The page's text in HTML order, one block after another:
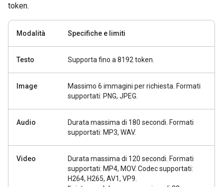
token.
Modalità Specifiche e limiti
Testo Supporta fino a 8192 token.
Image
Massimo 6 immagini per richiesta. Formati
supportati: PNG, JPEG.
Audio
Durata massima di 180 secondi. Formati
supportati: MP3, WAV.
Video
Durata massima di 120 secondi. Formati
supportati: MP4, MOV. Codec supportati:
H264, H265, AV1, VP9.